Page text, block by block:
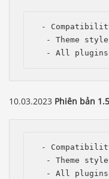
-
- Theme
- All
10.03.2023 Phiên bản
-
- Theme
- All